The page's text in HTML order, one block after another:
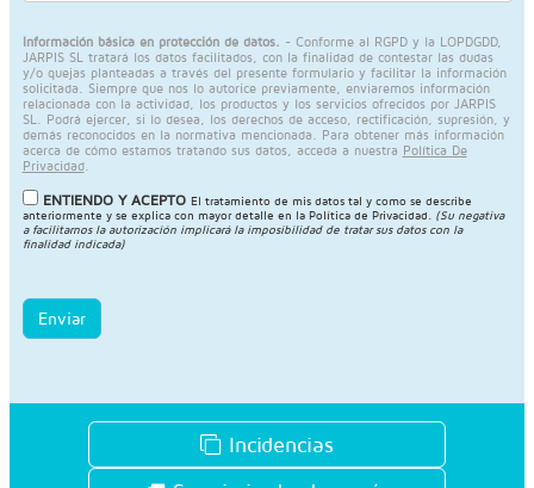
Información básica en protección de datos. - Conforme al RGPD y la LOPDGDD,
JARPIS SL tratará los datos facilitados, con la finalidad de contestar las dudas
y/o quejas planteadas a través del presente formulario y facilitar la información
solicitada. Siempre que nos lo autorice previamente, enviaremos información
relacionada con la actividad, los productos y los servicios ofrecidos por JARPIS
SL. Podrá ejercer, si lo desea, los derechos de acceso, rectificación, supresión, y
demás reconocidos en la normativa mencionada. Para obtener más información
acerca de cómo estamos tratando sus datos, acceda a nuestra Política De
Privacidad.
ENTIENDO Y ACEPTO El tratamiento de mis datos tal y como se describe
anteriormente y se explica con mayor detalle en la Política de Privacidad
(Su negativa
a facilitarnos la autorización implicará la imposibilidad de tratar sus datos con la
finalidad indicada)
Enviar
Incidencias